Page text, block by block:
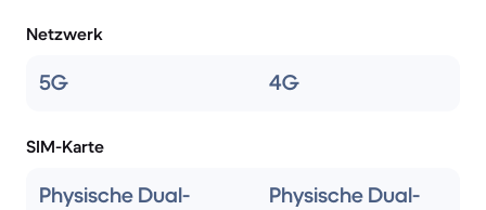
Netzwerk
5G 4G
SIM-Karte
Physische Dual-
Physische Dual-